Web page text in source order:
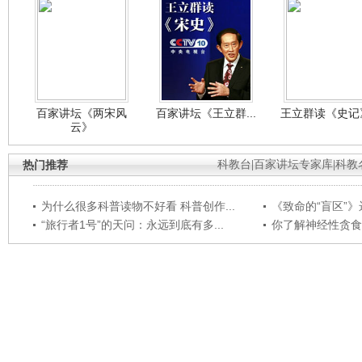
百家讲坛《两宋风
云》
百家讲坛《王立群... 王立群读《史
科教台 百家讲坛专家库 科教
热门推荐
为什么很多科普读物不好看 科普创作...
《致命的“盲区”
“旅行者1号”的天问：永远到底有多...
你了解神经性贪